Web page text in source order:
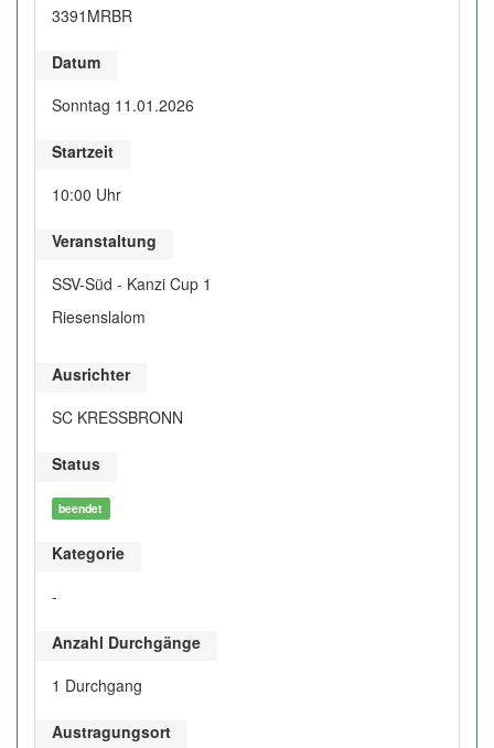
3391MRBR
Datum
Sonntag 11.01.2026
Startzeit
10:00 Uhr
Veranstaltung
SSV-Süd - Kanzi Cup 1
Riesenslalom
Ausrichter
SC KRESSBRONN
Status
beendet
Kategorie
-
Anzahl Durchgänge
1 Durchgang
Austragungsort